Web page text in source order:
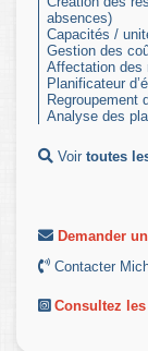
absences)
Capacités /
Gestion des
Affectation des
Planificateur
Regroupement
Analyse des
Voir toutes
Demander
Contacter
Consultez